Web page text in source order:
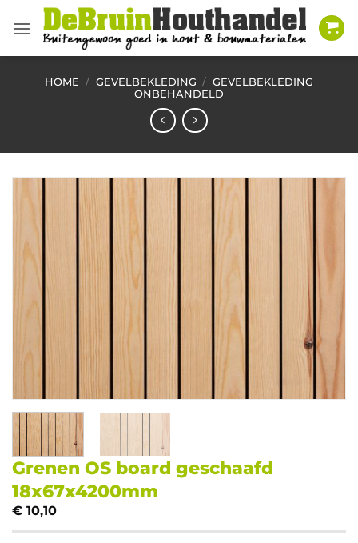
naar
HOME / GEVELBEKLEDING / GEVELBEKLEDING
ONBEHANDELD
Grenen OS board geschaafd
18x67x4200mm
€ 10,10